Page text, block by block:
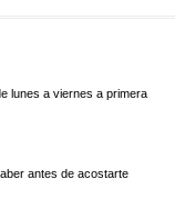
lunes a viernes a primera
antes de acostarte